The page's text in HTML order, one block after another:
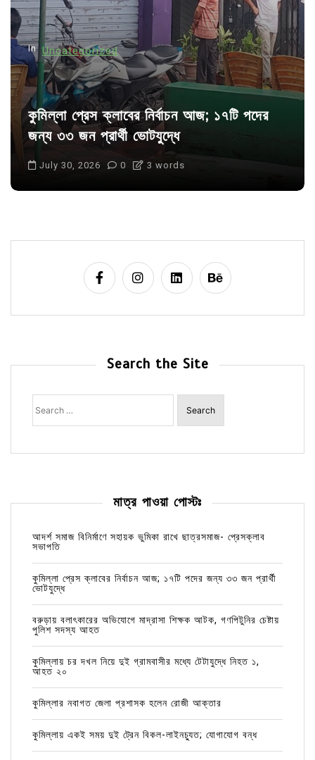
o
n
In Uncategorized
কুমিল্লা প্রেস ক্লাবের নির্বাচন আজ; ১৭টি পদের
জন্য ৩৩ জন প্রার্থী ভোটযুদ্ধে
July 30, 2026 0 3 words
Search the Site
Search
for:
মাত্র পাওয়া পোস্টঃ
আদর্শ সমাজ বিনির্মাণে সহায়ক ভুমিকা রাখে ছাত্রসমাজ- প্রেসক্লাব
সভাপতি
কুমিল্লা প্রেস ক্লাবের নির্বাচন আজ; ১৭টি পদের জন্য ৩৩ জন প্রার্থী
ভোটযুদ্ধে
বরুড়ায় বলাৎকারের অভিযোগে মাদ্রাসা শিক্ষক আটক, গণপিটুনির চেষ্টায়
পুলিশ সদস্য আহত
কুমিল্লায় চর দখল নিয়ে দুই গ্রামবাসীর মধ্যে টেটাযুদ্ধে নিহত ১,
আহত ২০
কুমিল্লার নবাগত জেলা প্রশাসক হলেন রোজী আক্তার
কুমিল্লায় একই সময় দুই ট্রেন বিকল-লাইনচ্যুত; যোগাযোগ বন্ধ